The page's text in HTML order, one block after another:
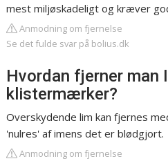
mest miljøskadeligt og kræver
Anmodning om fjernelse
Se det fulde svar på bolius.dk
Hvordan fjerner man
klistermærker?
Overskydende lim kan fjernes
'nulres' af imens det er blødgjort.
Anmodning om fjernelse